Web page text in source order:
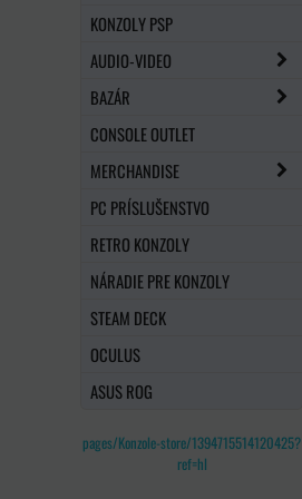
KONZOLY PSP
AUDIO-VIDEO
BAZÁR
CONSOLE OUTLET
MERCHANDISE
PC PRÍSLUŠENSTVO
RETRO KONZOLY
NÁRADIE PRE KONZOLY
STEAM DECK
OCULUS
ASUS ROG
pages/Konzole-store/1394715514120425?
ref=hl